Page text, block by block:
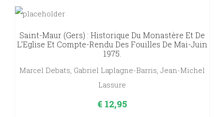
Saint-Maur (Gers) : Historique Du Monastère Et De
L’Eglise Et Compte-Rendu Des Fouilles De Mai-Juin
1975.
Marcel Debats, Gabriel Laplagne-Barris, Jean-Michel
Lassure
€ 12,95